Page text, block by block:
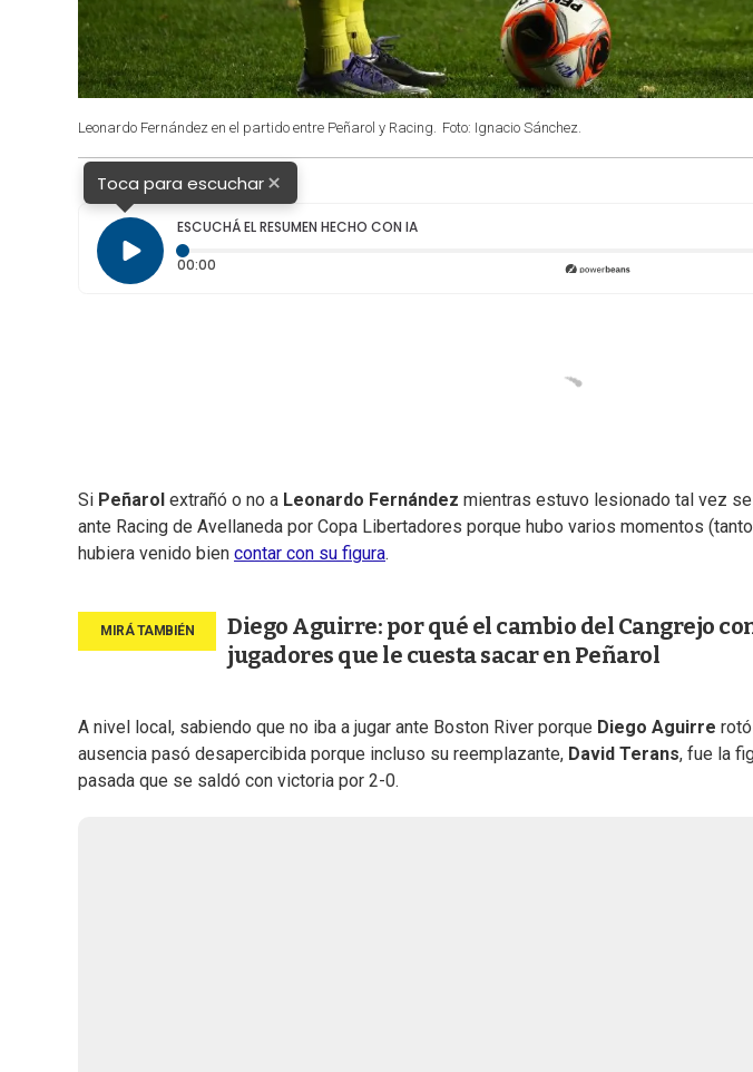
Leonardo Fernández en el partido entre Peñarol y Racing. Foto: Ignacio Sánchez.
Toca para escuchar×
ESCUCHÁ EL RESUMEN HECHO CON IA
00:00
Si Peñarol extrañó o no a Leonardo Fernández mientras estuvo lesionado tal vez
ante Racing de Avellaneda por Copa Libertadores porque hubo varios momentos
hubiera venido bien contar con su figura.
Diego Aguirre: por qué el cambio del Cangrejo
jugadores que le cuesta sacar en Peñarol
A nivel local, sabiendo que no iba a jugar ante Boston River porque Diego Aguirre
ausencia pasó desapercibida porque incluso su reemplazante, David Terans, fue la
pasada que se saldó con victoria por 2-0.